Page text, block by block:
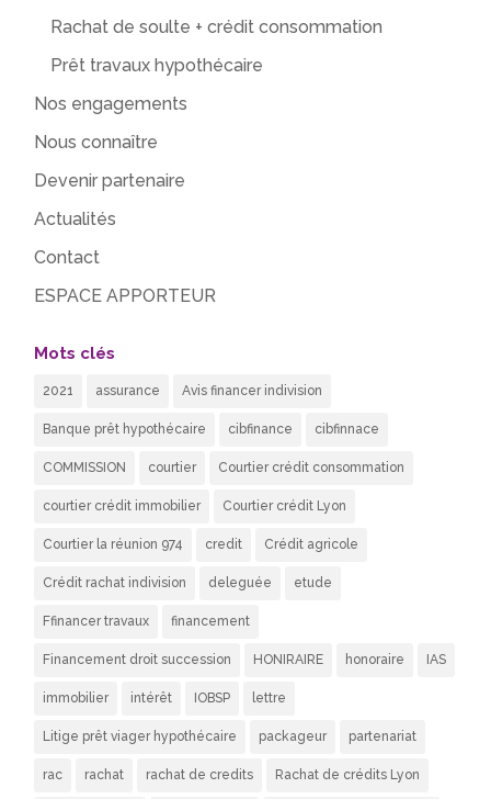
Rachat de soulte + crédit consommation
Prêt travaux hypothécaire
Nos engagements
Nous connaître
Devenir partenaire
Actualités
Contact
ESPACE APPORTEUR
Mots clés
2021 assurance Avis financer indivision
Banque prêt hypothécaire cibfinance cibfinnace
COMMISSION courtier Courtier crédit consommation
courtier crédit immobilier Courtier crédit Lyon
Courtier la réunion 974 credit Crédit agricole
Crédit rachat indivision deleguée etude
Ffinancer travaux financement
Financement droit succession HONIRAIRE honoraire IAS
immobilier intérêt IOBSP lettre
Litige prêt viager hypothécaire packageur partenariat
rac rachat rachat de credits Rachat de crédits Lyon